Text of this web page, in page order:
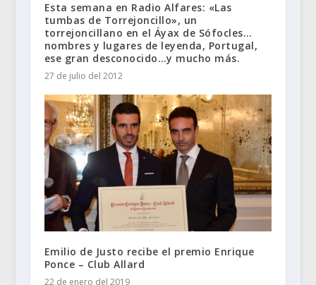
Esta semana en Radio Alfares: «Las
tumbas de Torrejoncillo», un
torrejoncillano en el Áyax de Sófocles…
nombres y lugares de leyenda, Portugal,
ese gran desconocido…y mucho más.
27 de julio del 2012
Emilio de Justo recibe el premio Enrique
Ponce – Club Allard
22 de enero del 2019